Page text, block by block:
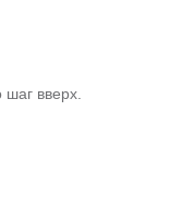
вверх.